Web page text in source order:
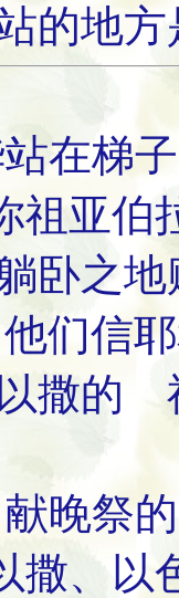
的地
在梯
祖亚
卧之
们信
撒的
晚祭
撒、